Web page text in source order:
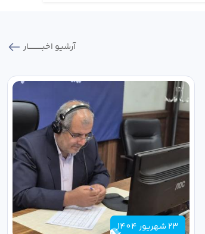
آرشیو اخبـــــــــــار
23 شهریور 1404